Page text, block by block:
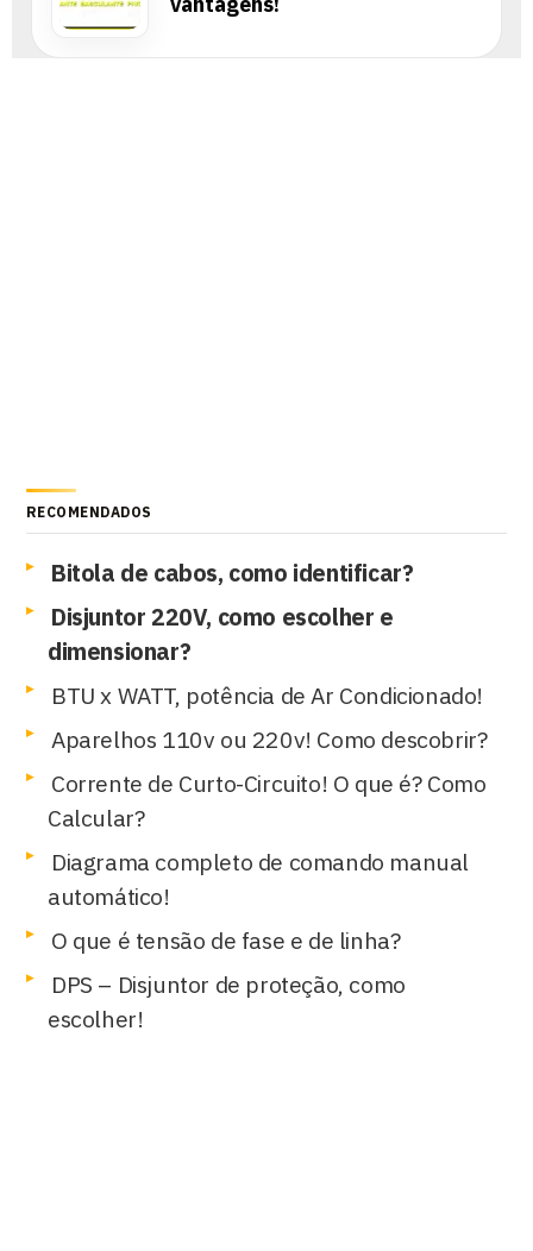
RECOMENDADOS
Bitola de cabos, como identificar?
Disjuntor 220V, como escolher e
dimensionar?
BTU x WATT, potência de Ar Condicionado!
Aparelhos 110v ou 220v! Como descobrir?
Corrente de Curto-Circuito! O que é? Como
Calcular?
Diagrama completo de comando manual
automático!
O que é tensão de fase e de linha?
DPS – Disjuntor de proteção, como
escolher!